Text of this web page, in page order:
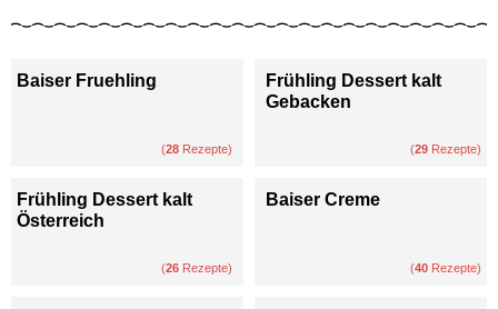
Baiser Fruehling
(28 Rezepte)
Frühling Dessert kalt
Gebacken
(29 Rezepte)
Frühling Dessert kalt
Österreich
(26 Rezepte)
Baiser Creme
(40 Rezepte)